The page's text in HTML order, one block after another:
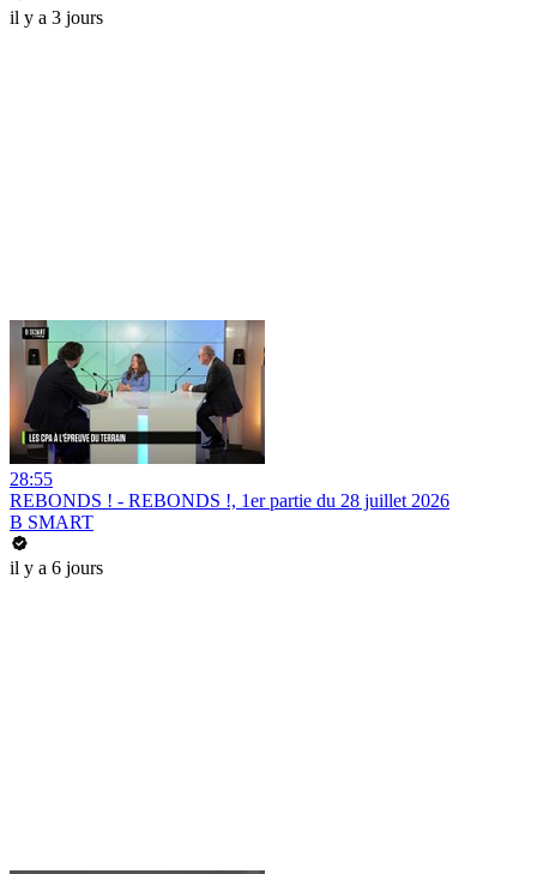
il y a 3 jours
28:55
REBONDS ! - REBONDS !, 1er partie du 28 juillet 2026
B SMART
il y a 6 jours